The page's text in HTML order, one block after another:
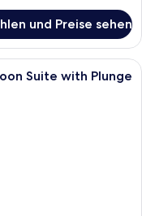
und Preise sehen
mit Holzboden, einer
Suite with Plunge